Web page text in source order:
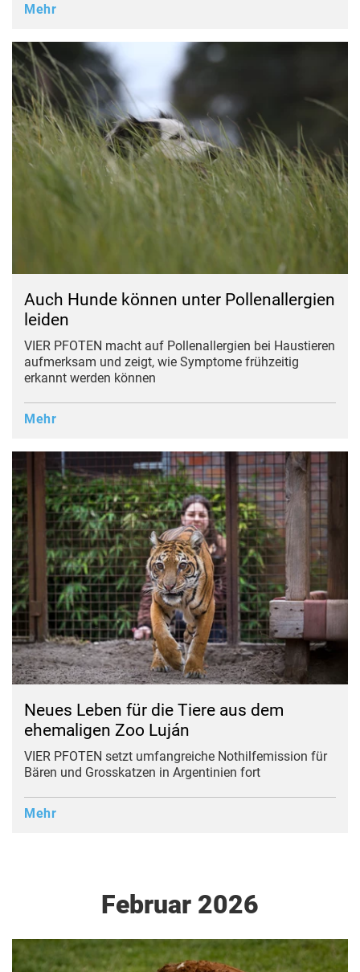
Mehr
Auch Hunde können unter Pollenallergien
leiden
VIER PFOTEN macht auf Pollenallergien bei Haustieren
aufmerksam und zeigt, wie Symptome frühzeitig
erkannt werden können
Mehr
Neues Leben für die Tiere aus dem
ehemaligen Zoo Luján
VIER PFOTEN setzt umfangreiche Nothilfemission für
Bären und Grosskatzen in Argentinien fort
Mehr
Februar 2026